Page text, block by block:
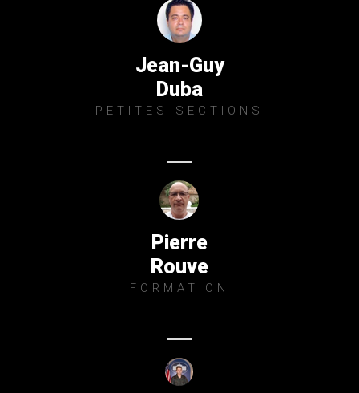
Jean-Guy
Duba
PETITES SECTIONS
Pierre
Rouve
FORMATION